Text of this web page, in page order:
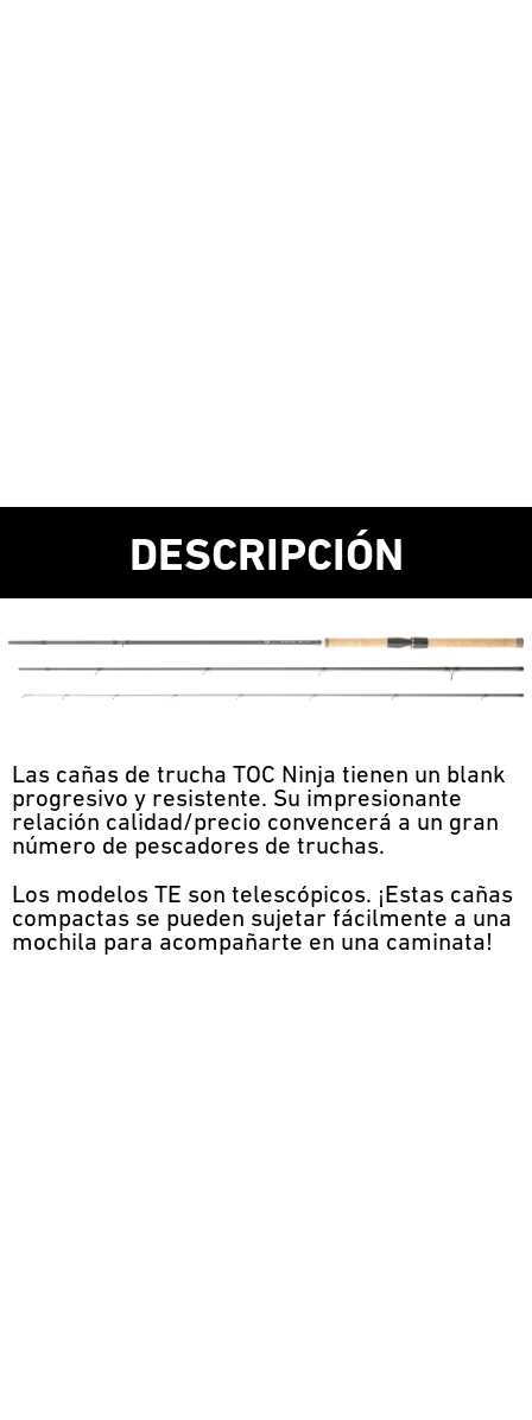
DESCRIPCIÓN
Las cañas de trucha TOC Ninja tienen un blank
progresivo y resistente. Su impresionante
relación calidad/precio convencerá a un gran
número de pescadores de truchas.
Los modelos TE son telescópicos. ¡Estas cañas
compactas se pueden sujetar fácilmente a una
mochila para acompañarte en una caminata!